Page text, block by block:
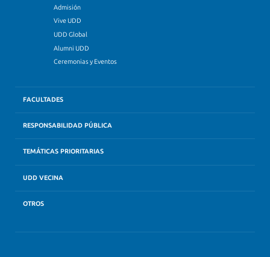
Admisión
Vive UDD
UDD Global
Alumni UDD
Ceremonias y Eventos
FACULTADES
RESPONSABILIDAD PÚBLICA
TEMÁTICAS PRIORITARIAS
UDD VECINA
OTROS